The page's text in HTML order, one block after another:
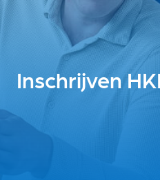
Inschrijven